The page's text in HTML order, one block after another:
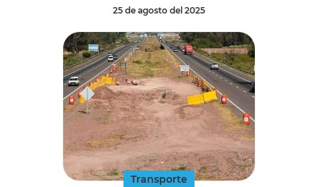
25 de agosto del 2025
Transporte